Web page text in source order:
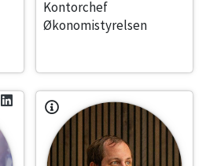
Kontorchef
Økonomistyrelsen